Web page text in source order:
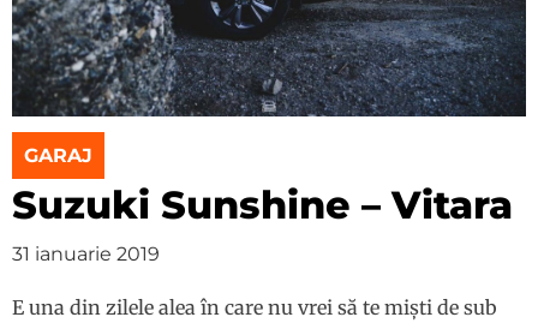
GARAJ
Suzuki Sunshine – Vitara
31 ianuarie 2019
E una din zilele alea în care nu vrei să te miști de sub